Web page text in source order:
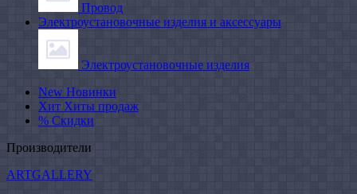
Провод
Электроустановочные изделия и аксессуары
Электроустановочные изделия
New Новинки
Хит Хиты продаж
% Скидки
Производители
ARTGALLERY